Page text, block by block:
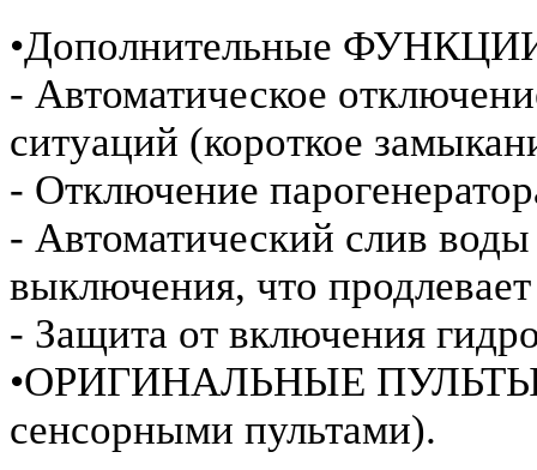
•Дополнительные
- Автоматическое
ситуаций (короткое
- Отключение
- Автоматический слив воды
выключения, что
- Защита от включения
•ОРИГИНАЛЬНЫЕ ПУЛЬТЫ
сенсорными пультами).